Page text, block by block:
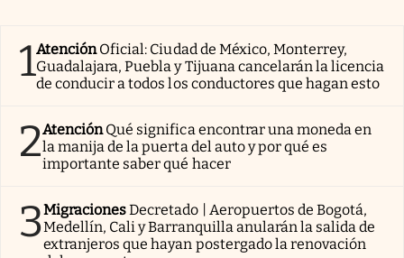
1AtenciónOficial: Ciudad de México, Monterrey,
Guadalajara, Puebla y Tijuana cancelarán la licencia
de conducir a todos los conductores que hagan esto
2AtenciónQué significa encontrar una moneda en
la manija de la puerta del auto y por qué es
importante saber qué hacer
3MigracionesDecretado | Aeropuertos de Bogotá,
Medellín, Cali y Barranquilla anularán la salida de
extranjeros que hayan postergado la renovación